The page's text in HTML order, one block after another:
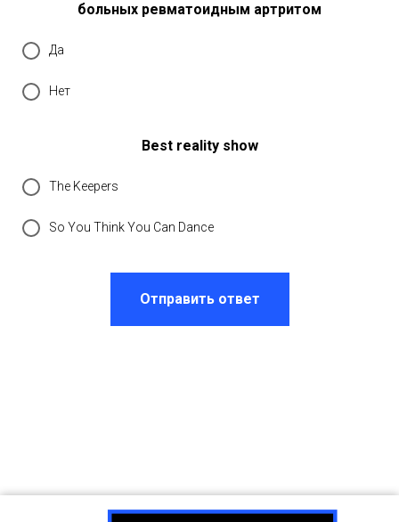
больных ревматоидным артритом
Да
Нет
Best reality show
The Keepers
So You Think You Can Dance
Отправить ответ